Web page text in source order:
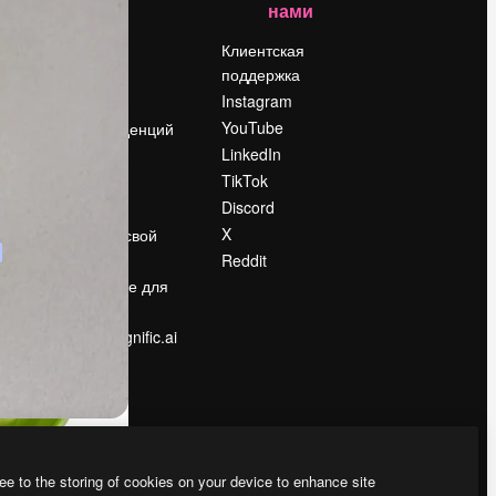
Поиск тенденций
Продайте свой
Помещение для
Ищете magnific.ai
нами
Клиентская
поддержка
Instagram
YouTube
LinkedIn
TikTok
Discord
X
Reddit
to the storing of cookies on your device to enhance site